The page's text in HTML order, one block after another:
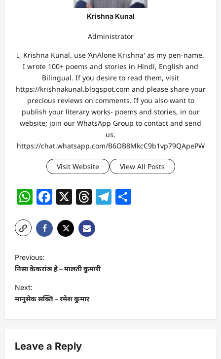
Krishna Kunal
Administrator
I, Krishna Kunal, use ‘AnAlone Krishna' as my pen-name.
I wrote 100+ poems and stories in Hindi, English and
Bilingual. If you desire to read them, visit
https://krishnakunal.blogspot.com and please share your
precious reviews on comments. If you also want to
publish your literary works- poems and stories, in our
website; join our WhatsApp Group to contact and send
us.
https://chat.whatsapp.com/B6OB8MkcC9b1vp79QApePW
Visit Website View All Posts
WhatsApp
Facebook
X Threads
Telegram
o
s
t
v
Previous:
निसा केकरांञ हे – मालती कुमारी
Next:
मानुसेक सक्ति – रमेश कुमार
Leave a Reply